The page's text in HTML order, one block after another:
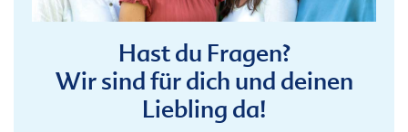
Hast du Fragen?
Wir sind für dich und deinen
Liebling da!